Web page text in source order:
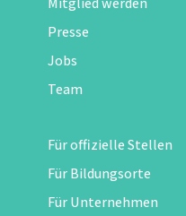
Presse
Jobs
Team
Für offizielle Stellen
Für Bildungsorte
Für Unternehmen